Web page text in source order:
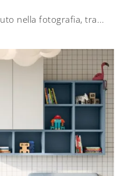
Il letto singolo Arial in tessuto nella fotografia, tra i modelli imbottiti moderni di Nidi, è pensato per garantire il sonno più profondo.